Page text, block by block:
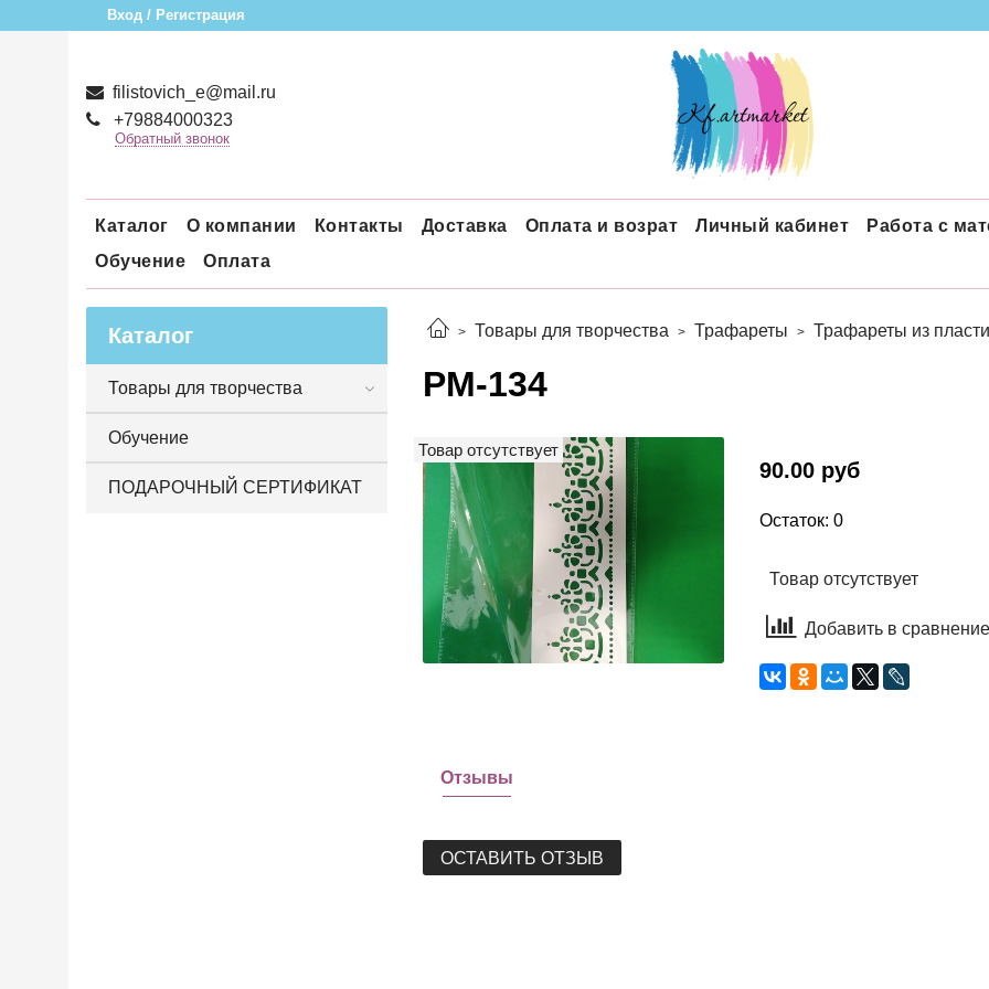
Вход / Регистрация
filistovich_e@mail.ru
+79884000323
Обратный звонок
Каталог О компании Контакты Доставка Оплата и возрат Личный кабинет
Работа с
Обучение
Оплата
Товары для творчества Трафареты Трафареты из
РМ-134
Товар отсутствует
90.00 руб
Остаток: 0
Товар отсутствует
Добавить в сравнение
Отзывы
ОСТАВИТЬ ОТЗЫВ
Каталог
Товары для творчества
Обучение
ПОДАРОЧНЫЙ СЕРТИФИКАТ